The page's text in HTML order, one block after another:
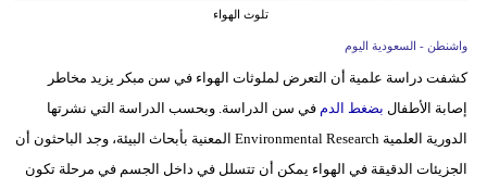
علوم
وتكنولوجيا
تلوث الهواء
واشنطن - السعودية اليوم
كشفت دراسة علمية أن التعرض لملوثات الهواء في سن مبكر يزيد مخاطر
إصابة الأطفال بضغط الدم في سن الدراسة. وبحسب الدراسة التي نشرتها
الدورية العلمية Environmental Research المعنية بأبحاث البيئة، وجد الباحثون أن
الجزيئات الدقيقة في الهواء يمكن أن تتسلل في داخل الجسم في مرحلة تكون